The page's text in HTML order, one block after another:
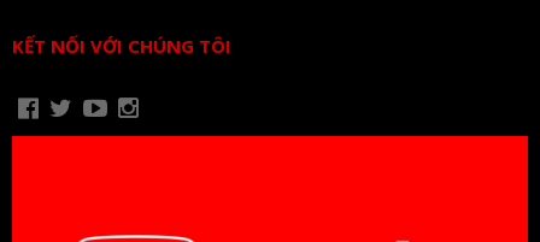
KẾT NỐI VỚI CHÚNG TÔI